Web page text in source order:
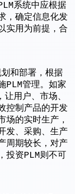
系统中应根据
，确定信息化发
实用为前提，合
和部署，根据
PLM管理。如家
用户、市场、
控制产品的开发
场的实时生产，
发、采购、生产
周期较长，对产
投资PLM则不可